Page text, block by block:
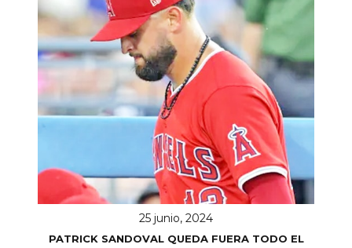
25 junio, 2024
PATRICK SANDOVAL QUEDA FUERA TODO EL